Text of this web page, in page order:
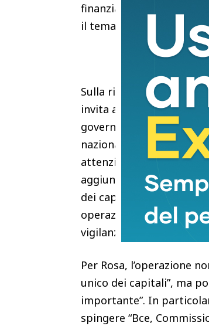
finanziario più
il tema dell’unione
Sulla riuscita
invita alla prudenza:
governo tedesco e dalla
nazionale”. Rosa
attenzione al destino di
aggiunge che “se
dei capitali deve
operazioni
vigilanza, non solo
Per Rosa, l’operazione
unico dei capitali”, ma
importante”. In
spingere “Bce,